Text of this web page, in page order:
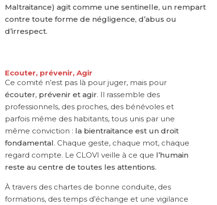
Maltraitance) agit comme une sentinelle, un rempart
contre toute forme de négligence, d’abus ou
d’irrespect.
Ecouter, prévenir, Agir
Ce comité n’est pas là pour juger, mais pour
écouter, prévenir et agir. Il rassemble des
professionnels, des proches, des bénévoles et
parfois même des habitants, tous unis par une
même conviction : la bientraitance est un droit
fondamental. Chaque geste, chaque mot, chaque
regard compte. Le CLOVI veille à ce que l’humain
reste au centre de toutes les attentions.
À travers des chartes de bonne conduite, des
formations, des temps d’échange et une vigilance